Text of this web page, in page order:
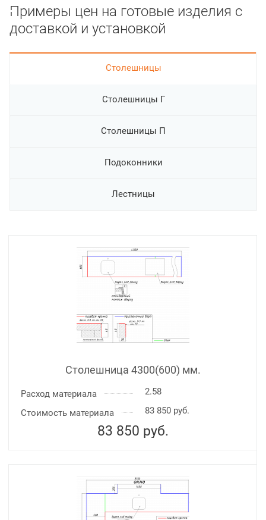
Примеры цен на готовые изделия с
доставкой и установкой
Cтолешницы
Столешницы Г
Столешницы П
Подоконники
Лестницы
Столешница 4300(600) мм.
Расход материала
2.58
Стоимость материала
83 850 руб.
83 850 руб.